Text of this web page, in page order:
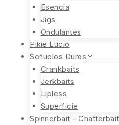
Esencia
Jigs
Ondulantes
Pikie Lucio
Señuelos Duros
Crankbaits
Jerkbaits
Lipless
Superficie
Spinnerbait – Chatterbait